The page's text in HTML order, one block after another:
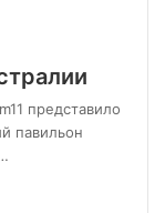
представило
павильон